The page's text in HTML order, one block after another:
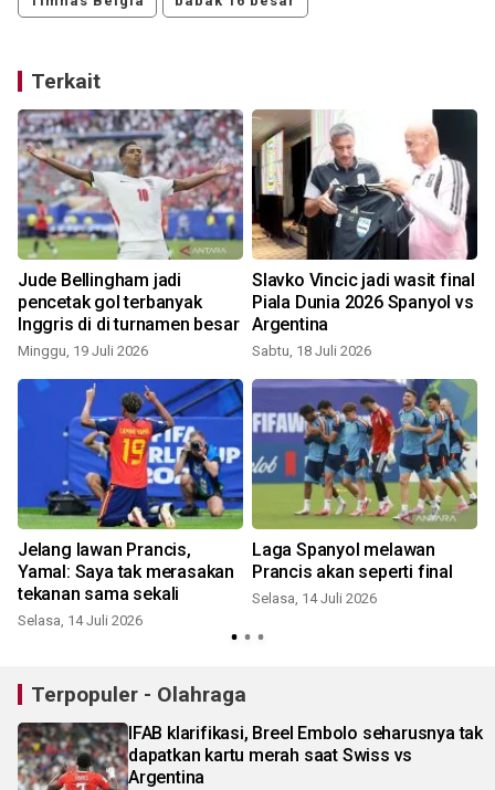
Terkait
Jude Bellingham jadi
pencetak gol terbanyak
Inggris di di turnamen besar
Minggu, 19 Juli 2026
Slavko Vincic jadi wasit final
Piala Dunia 2026 Spanyol vs
Argentina
Sabtu, 18 Juli 2026
Jelang lawan Prancis,
Yamal: Saya tak merasakan
tekanan sama sekali
Selasa, 14 Juli 2026
Laga Spanyol melawan
Prancis akan seperti final
Selasa, 14 Juli 2026
Terpopuler - Olahraga
IFAB klarifikasi, Breel Embolo seharusnya tak
dapatkan kartu merah saat Swiss vs
Argentina